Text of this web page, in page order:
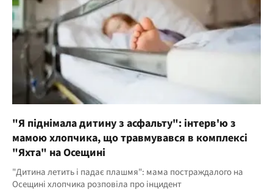
"Я піднімала дитину з асфальту": інтерв'ю з
мамою хлопчика, що травмувався в комплексі
"Яхта" на Осещині
"Дитина летить і падає плашмя": мама постраждалого на
Осещині хлопчика розповіла про інцидент